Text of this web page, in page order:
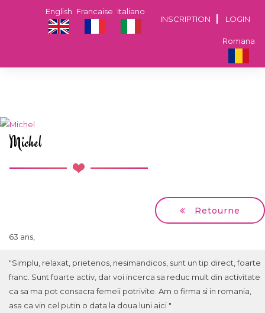
INSCRIPTION LOGIN
Italiano
Francaise
English
Romana
Michel
Retourne
63 ans,
"Simplu, relaxat, prietenos, nesimandicos, sunt un tip direct, foarte
franc. Sunt foarte activ, dar voi incerca sa reduc mult din activitate
ca sa ma pot consacra femeii potrivite. Am o firma si in romania,
asa ca vin cel putin o data la doua luni aici "